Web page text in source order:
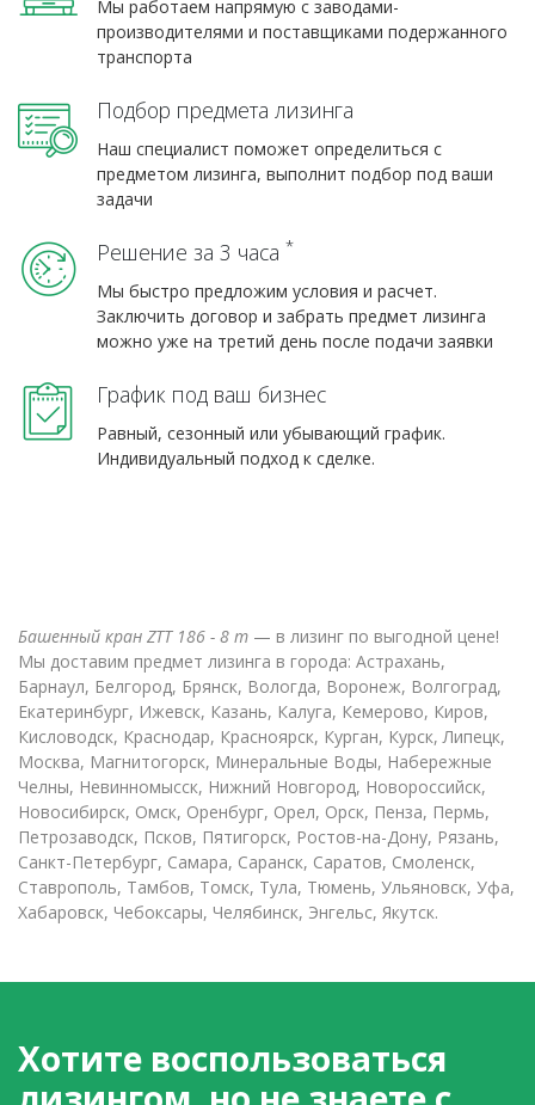
Мы работаем напрямую с заводами-
производителями и поставщиками подержанного
транспорта
Подбор предмета лизинга
Наш специалист поможет определиться с
предметом лизинга, выполнит подбор под ваши
задачи
Решение за 3 часа *
Мы быстро предложим условия и расчет.
Заключить договор и забрать предмет лизинга
можно уже на третий день после подачи заявки
График под ваш бизнес
Равный, сезонный или убывающий график.
Индивидуальный подход к сделке.
Башенный кран ZTT 186 - 8 т — в лизинг по выгодной цене!
Мы доставим предмет лизинга в города: Астрахань,
Барнаул, Белгород, Брянск, Вологда, Воронеж, Волгоград,
Екатеринбург, Ижевск, Казань, Калуга, Кемерово, Киров,
Кисловодск, Краснодар, Красноярск, Курган, Курск, Липецк,
Москва, Магнитогорск, Минеральные Воды, Набережные
Челны, Невинномысск, Нижний Новгород, Новороссийск,
Новосибирск, Омск, Оренбург, Орел, Орск, Пенза, Пермь,
Петрозаводск, Псков, Пятигорск, Ростов-на-Дону, Рязань,
Санкт-Петербург, Самара, Саранск, Саратов, Смоленск,
Ставрополь, Тамбов, Томск, Тула, Тюмень, Ульяновск, Уфа,
Хабаровск, Чебоксары, Челябинск, Энгельс, Якутск.
Хотите воспользоваться